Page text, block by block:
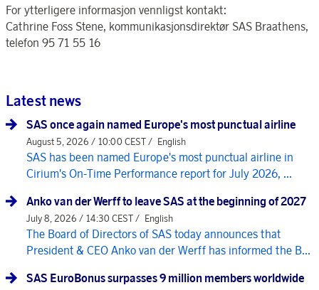
For ytterligere informasjon vennligst kontakt:
Cathrine Foss Stene, kommunikasjonsdirektør SAS Braathens,
telefon 95 71 55 16
Latest news
SAS once again named Europe's most punctual airline
August 5, 2026 / 10:00 CEST / English
SAS has been named Europe's most punctual airline in
Cirium's On-Time Performance report for July 2026, ...
Anko van der Werff to leave SAS at the beginning of 2027
July 8, 2026 / 14:30 CEST / English
The Board of Directors of SAS today announces that
President & CEO Anko van der Werff has informed the B...
SAS EuroBonus surpasses 9 million members worldwide